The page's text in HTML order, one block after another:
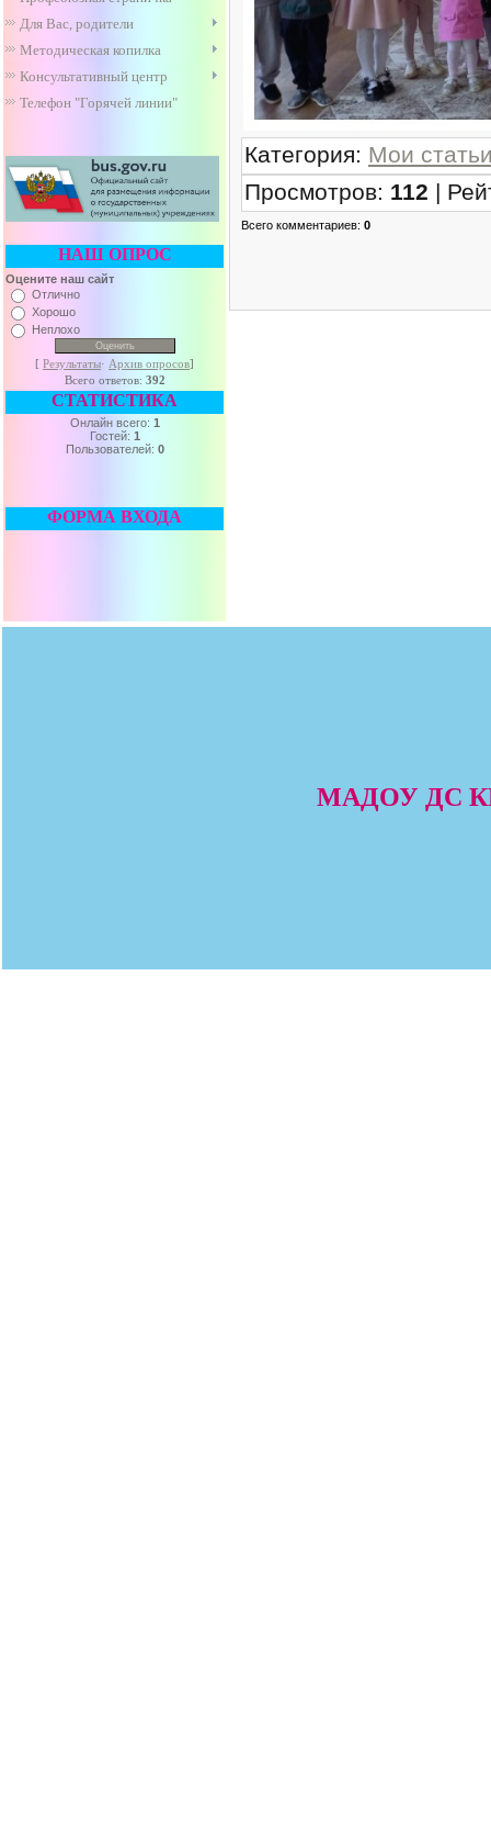
Для Вас, родители
Методическая копилка
Консультативный центр
Телефон "Горячей линии"
НАШ ОПРОС
Оцените наш сайт
Отлично
Хорошо
Неплохо
[ Результаты· Архив опросов]
Всего ответов: 392
СТАТИСТИКА
Онлайн всего: 1
Гостей: 1
Пользователей: 0
ФОРМА ВХОДА
Категория: Мои
Просмотров: 112 |
Всего комментариев: 0
МАДОУ ДС